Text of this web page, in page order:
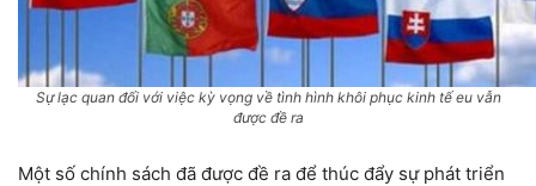
Sự lạc quan đối với việc kỳ vọng về tình hình khôi phục kinh tế eu vẫn
được đề ra
Một số chính sách đã được đề ra để thúc đẩy sự phát triển